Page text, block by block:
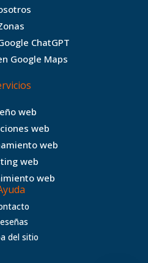
a
a
m
ChatGPT
Google Maps
web
web
web
web
web
del sitio